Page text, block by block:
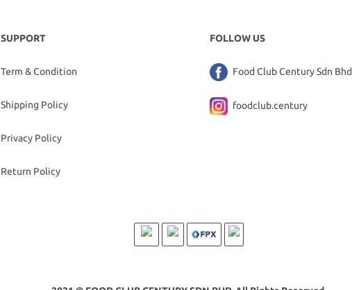
SUPPORT
Term & Condition
Shipping Policy
Privacy Policy
Return Policy
FOLLOW US
Food Club Century Sdn Bhd
foodclub.century